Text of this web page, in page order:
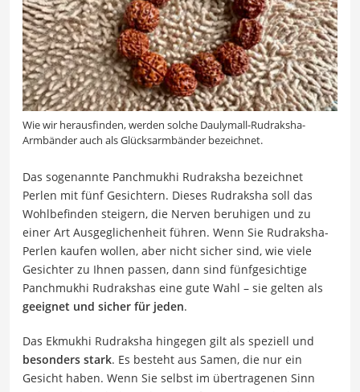
Wie wir herausfinden, werden solche Daulymall-Rudraksha-
Armbänder auch als Glücksarmbänder bezeichnet.
Das sogenannte Panchmukhi Rudraksha bezeichnet
Perlen mit fünf Gesichtern. Dieses Rudraksha soll das
Wohlbefinden steigern, die Nerven beruhigen und zu
einer Art Ausgeglichenheit führen. Wenn Sie Rudraksha-
Perlen kaufen wollen, aber nicht sicher sind, wie viele
Gesichter zu Ihnen passen, dann sind fünfgesichtige
Panchmukhi Rudrakshas eine gute Wahl – sie gelten als
geeignet und sicher für jeden.
Das Ekmukhi Rudraksha hingegen gilt als speziell und
besonders stark. Es besteht aus Samen, die nur ein
Gesicht haben. Wenn Sie selbst im übertragenen Sinn